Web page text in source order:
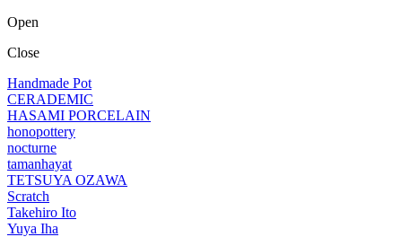
Open
Close
Handmade Pot
CERADEMIC
HASAMI PORCELAIN
honopottery
nocturne
tamanhayat
TETSUYA OZAWA
Scratch
Takehiro Ito
Yuya Iha